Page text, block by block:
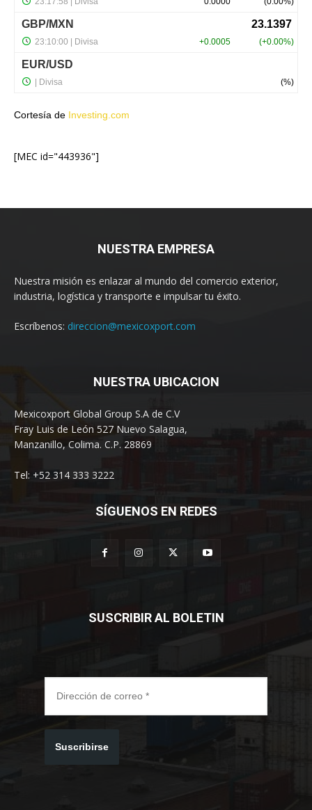
Cortesía de Investing.com
[MEC id="443936"]
NUESTRA EMPRESA
Nuestra misión es enlazar al mundo del comercio exterior,
industria, logística y transporte e impulsar tu éxito.
Escríbenos: direccion@mexicoxport.com
NUESTRA UBICACION
Mexicoxport Global Group S.A de C.V
Fray Luis de León 527 Nuevo Salagua,
Manzanillo, Colima. C.P. 28869
Tel: +52 314 333 3222
SÍGUENOS EN REDES
SUSCRIBIR AL BOLETIN
Suscribirse